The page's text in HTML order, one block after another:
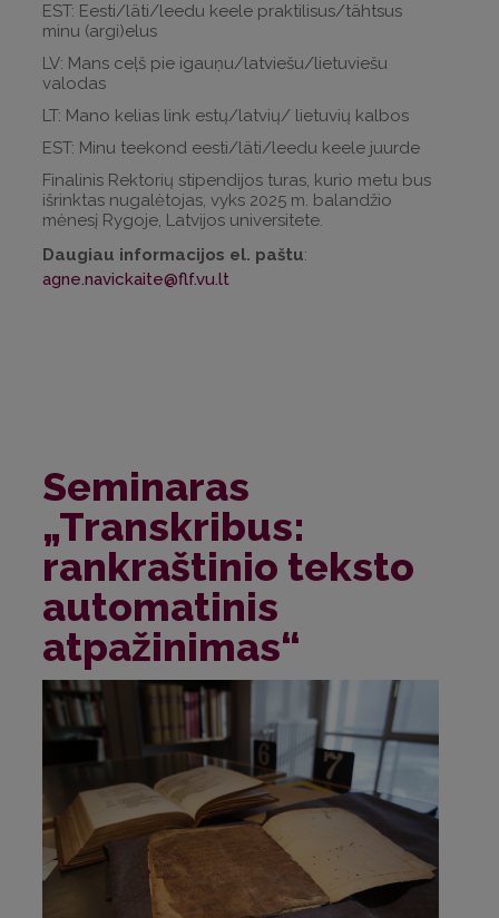
EST: Eesti/läti/leedu keele praktilisus/tähtsus
minu (argi)elus
LV: Mans ceļš pie igauņu/latviešu/lietuviešu
valodas
LT: Mano kelias link estų/latvių/ lietuvių kalbos
EST: Minu teekond eesti/läti/leedu keele juurde
Finalinis Rektorių stipendijos turas, kurio metu bus
išrinktas nugalėtojas, vyks 2025 m. balandžio
mėnesį Rygoje, Latvijos universitete.
Daugiau informacijos el. paštu:
agne.navickaite@flf.vu.lt
Seminaras
„Transkribus:
rankraštinio teksto
automatinis
atpažinimas“